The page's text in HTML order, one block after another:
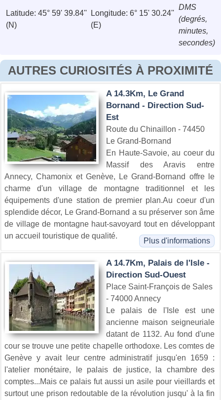
Latitude: 45° 59' 39.84''
(N)
Longitude: 6° 15' 30.24''
(E)
DMS
(degrés,
minutes,
secondes)
AUTRES CURIOSITÉS À PROXIMITÉ
A 14.3Km, Le Grand
Bornand - Direction Sud-
Est
Route du Chinaillon - 74450
Le Grand-Bornand
En Haute-Savoie, au coeur du
Massif des Aravis entre
Annecy, Chamonix et Genève, Le Grand-Bornand offre le
charme d'un village de montagne traditionnel et les
équipements d'une station de premier plan.Au coeur d'un
splendide décor, Le Grand-Bornand a su préserver son âme
de village de montagne haut-savoyard tout en développant
un accueil touristique de qualité.
Plus d'informations
A 14.7Km, Palais de l'Isle -
Direction Sud-Ouest
Place Saint-François de Sales
- 74000 Annecy
Le palais de l'Isle est une
ancienne maison seigneuriale
datant de 1132. Au fond d'une
cour se trouve une petite chapelle orthodoxe. Les comtes de
Genève y avait leur centre administratif jusqu'en 1659 :
l'atelier monétaire, le palais de justice, la chambre des
comptes...Mais ce palais fut aussi un asile pour vieillards et
surtout une prison redoutable de la révolution jusqu' à la fin